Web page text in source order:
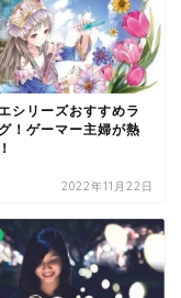
シリーズおすすめラ
！ゲーマー主婦が熱
2022年11月22日